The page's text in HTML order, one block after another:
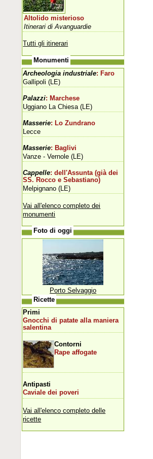
Altolido misterioso
Itinerari di Avanguardie
Tutti gli itinerari
Monumenti
Archeologia industriale: Faro
Gallipoli (LE)
Palazzi: Marchese
Uggiano La Chiesa (LE)
Masserie: Lo Zundrano
Lecce
Masserie: Baglivi
Vanze - Vernole (LE)
Cappelle: dell'Assunta (già dei
SS. Rocco e Sebastiano)
Melpignano (LE)
Vai all'elenco completo dei
monumenti
Foto di oggi
Porto Selvaggio
Ricette
Primi
Gnocchi di patate alla maniera
salentina
Contorni
Rape affogate
Antipasti
Caviale dei poveri
Vai all'elenco completo delle
ricette